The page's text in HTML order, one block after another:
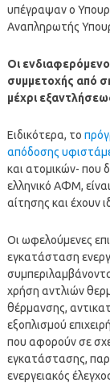
υπέγραψαν ο
Αναπληρωτής
Οι
συμμετοχής από
μέχρι
Ειδικότερα, το
απόδοσης
και ατομικών- που
ελληνικό ΑΦΜ,
αίτησης και έχουν
Οι ωφελούμενες
εγκατάσταση
χρήση αντλιών
θέρμανσης,
εξοπλισμού
που αφορούν σε
εγκατάστασης,
ενεργειακός